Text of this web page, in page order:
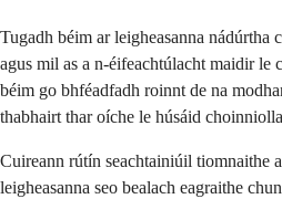
Tugadh béim ar leigheasanna nádúrtha
agus mil as a n-éifeachtúlacht maidir le
béim go bhféadfadh roinnt de na
thabhairt thar oíche le húsáid
Cuireann rútín seachtainiúil tiomnaithe
leigheasanna seo bealach eagraithe